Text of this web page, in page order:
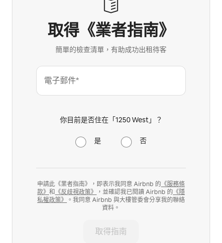
取得《業者指南》
簡單的檢查清單，有助成功出租待客
電子郵件*
你目前是否住在「1250 West」？
是 否
申請此《業者指南》，即表示我同意 Airbnb 的 《服務條
款》 和 《反歧視政策》 ，並確認我已閱讀 Airbnb 的 《隱
私權政策》
。我同意 Airbnb 與大樓管委會分享我的聯絡
資料。
取得指南